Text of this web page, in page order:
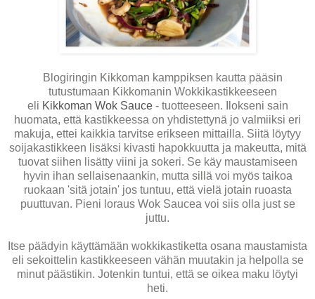
Blogiringin Kikkoman kamppiksen kautta pääsin
tutustumaan Kikkomanin Wokkikastikkeeseen
eli Kikkoman Wok Sauce - tuotteeseen. Ilokseni sain
huomata, että kastikkeessa on yhdistettynä jo valmiiksi eri
makuja, ettei kaikkia tarvitse erikseen mittailla. Siitä löytyy
soijakastikkeen lisäksi kivasti hapokkuutta ja makeutta, mitä
tuovat siihen lisätty viini ja sokeri. Se käy maustamiseen
hyvin ihan sellaisenaankin, mutta sillä voi myös taikoa
ruokaan 'sitä jotain' jos tuntuu, että vielä jotain ruoasta
puuttuvan. Pieni loraus Wok Saucea voi siis olla just se
juttu.
Itse päädyin käyttämään wokkikastiketta osana maustamista
eli sekoittelin kastikkeeseen vähän muutakin ja helpolla se
minut päästikin. Jotenkin tuntui, että se oikea maku löytyi
heti.